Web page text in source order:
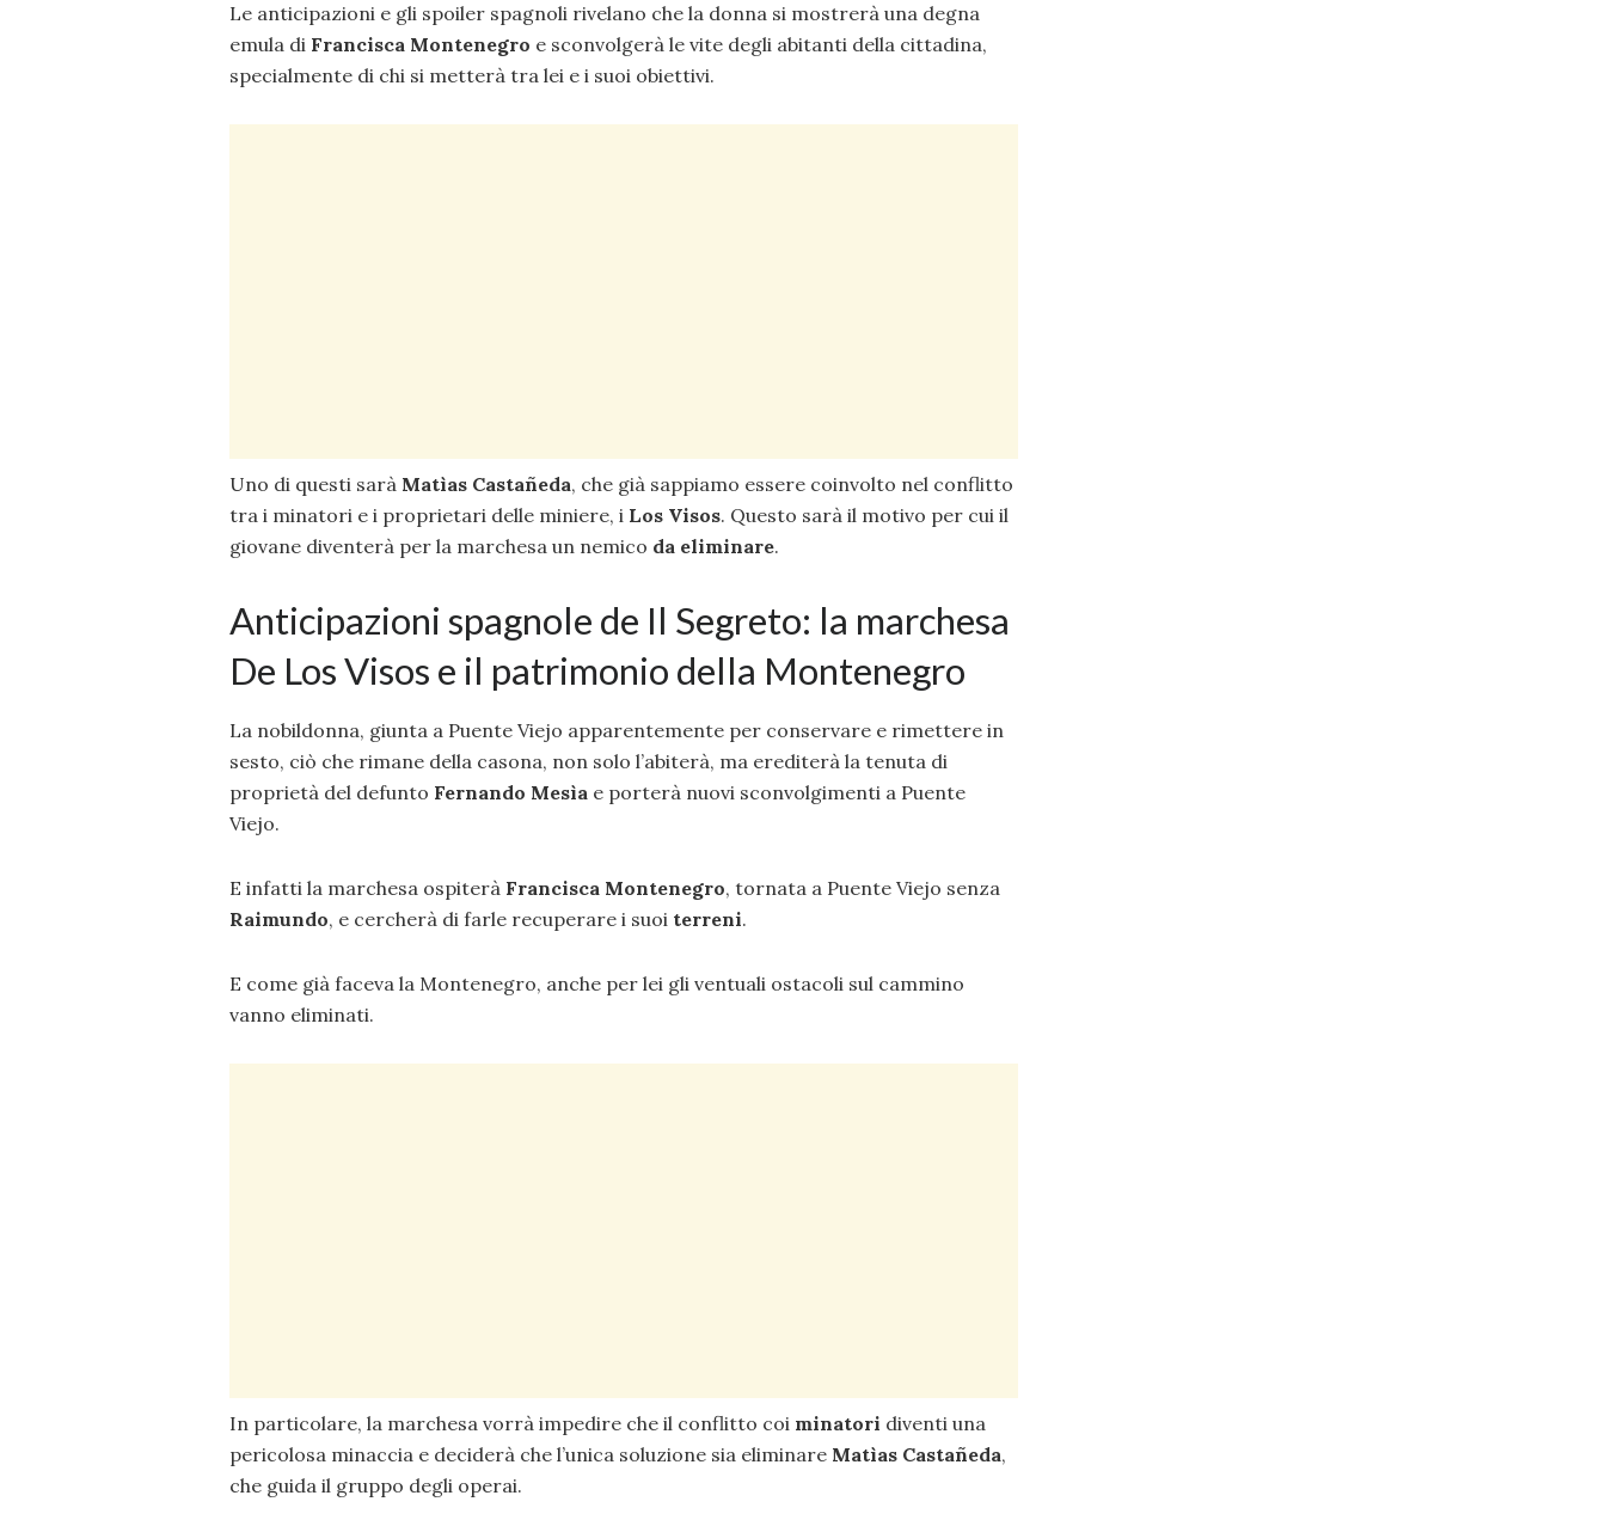
Le anticipazioni e gli spoiler spagnoli rivelano che la donna si mostrerà una degna
emula di Francisca Montenegro e sconvolgerà le vite degli abitanti della cittadina,
specialmente di chi si metterà tra lei e i suoi obiettivi.
Uno di questi sarà Matìas Castañeda, che già sappiamo essere coinvolto nel conflitto
tra i minatori e i proprietari delle miniere, i Los Visos. Questo sarà il motivo per cui il
giovane diventerà per la marchesa un nemico da eliminare.
Anticipazioni spagnole de Il Segreto: la marchesa
De Los Visos e il patrimonio della Montenegro
La nobildonna, giunta a Puente Viejo apparentemente per conservare e rimettere in
sesto, ciò che rimane della casona, non solo l’abiterà, ma erediterà la tenuta di
proprietà del defunto Fernando Mesìa e porterà nuovi sconvolgimenti a Puente
Viejo.
E infatti la marchesa ospiterà Francisca Montenegro, tornata a Puente Viejo senza
Raimundo, e cercherà di farle recuperare i suoi terreni.
E come già faceva la Montenegro, anche per lei gli ventuali ostacoli sul cammino
vanno eliminati.
In particolare, la marchesa vorrà impedire che il conflitto coi minatori diventi una
pericolosa minaccia e deciderà che l’unica soluzione sia eliminare Matìas Castañeda,
che guida il gruppo degli operai.